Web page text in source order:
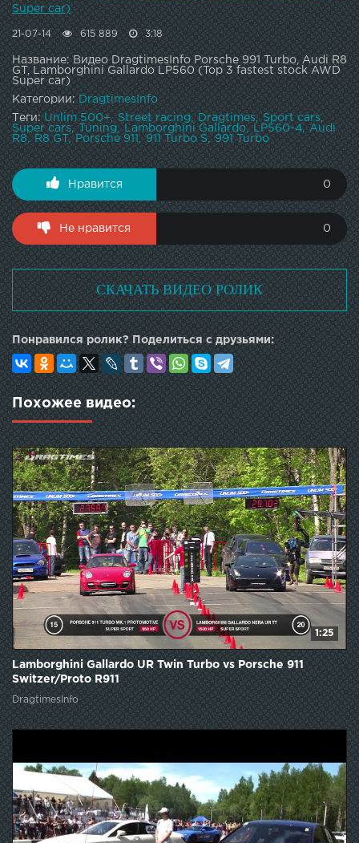
Super car)
21-07-14 615 889 3:18
Название: Видео DragtimesInfo Porsche 991 Turbo, Audi R8
GT, Lamborghini Gallardo LP560 (Top 3 fastest stock AWD
Super car)
Категории: DragtimesInfo
Теги: Unlim 500+ Street racing Dragtimes
Sport cars
Super cars
Tuning Lamborghini Gallardo LP560-4
Audi
R8
R8 GT Porsche 911 911 Turbo S 991 Turbo
Нравится 0
Не нравится 0
СКАЧАТЬ ВИДЕО РОЛИК
Понравился ролик? Поделиться с друзьями:
Похожее видео:
1:25
Lamborghini Gallardo UR Twin Turbo vs Porsche 911
Switzer/Proto R911
DragtimesInfo